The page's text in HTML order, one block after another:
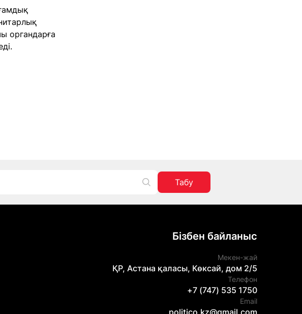
органдарға
Табу
Бізбен байланыс
Мекен-жай
ҚР, Астана қаласы, Көксай, дом 2/5
Телефон
+7 (747) 535 1750
Email
politico.kz@gmail.com